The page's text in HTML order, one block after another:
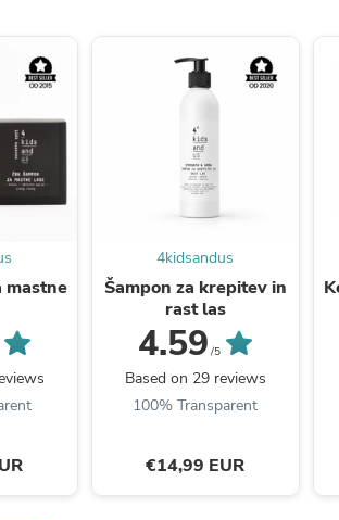
mastne
4kidsandus
Šampon za krepitev in
rast las
4.59 /5
Based on 29 reviews
100% Transparent
€14,99 EUR